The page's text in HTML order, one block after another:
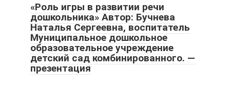
«Роль игры в развитии речи
дошкольника» Автор: Бучнева
Наталья Сергеевна, воспитатель
Муниципальное дошкольное
образовательное учреждение
детский сад комбинированного. —
презентация